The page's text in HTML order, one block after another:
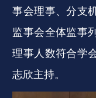
事会理事、分支
监事会全体监事
理事人数符合学
志欣主持。